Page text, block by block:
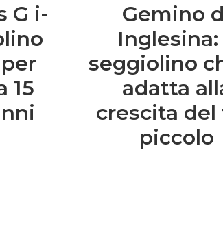
G i-
15
Gemino
seggiolino
adatta
crescita del
piccolo